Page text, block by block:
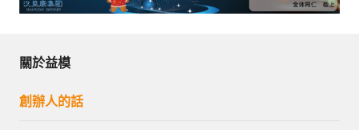
關於益模
創辦人的話